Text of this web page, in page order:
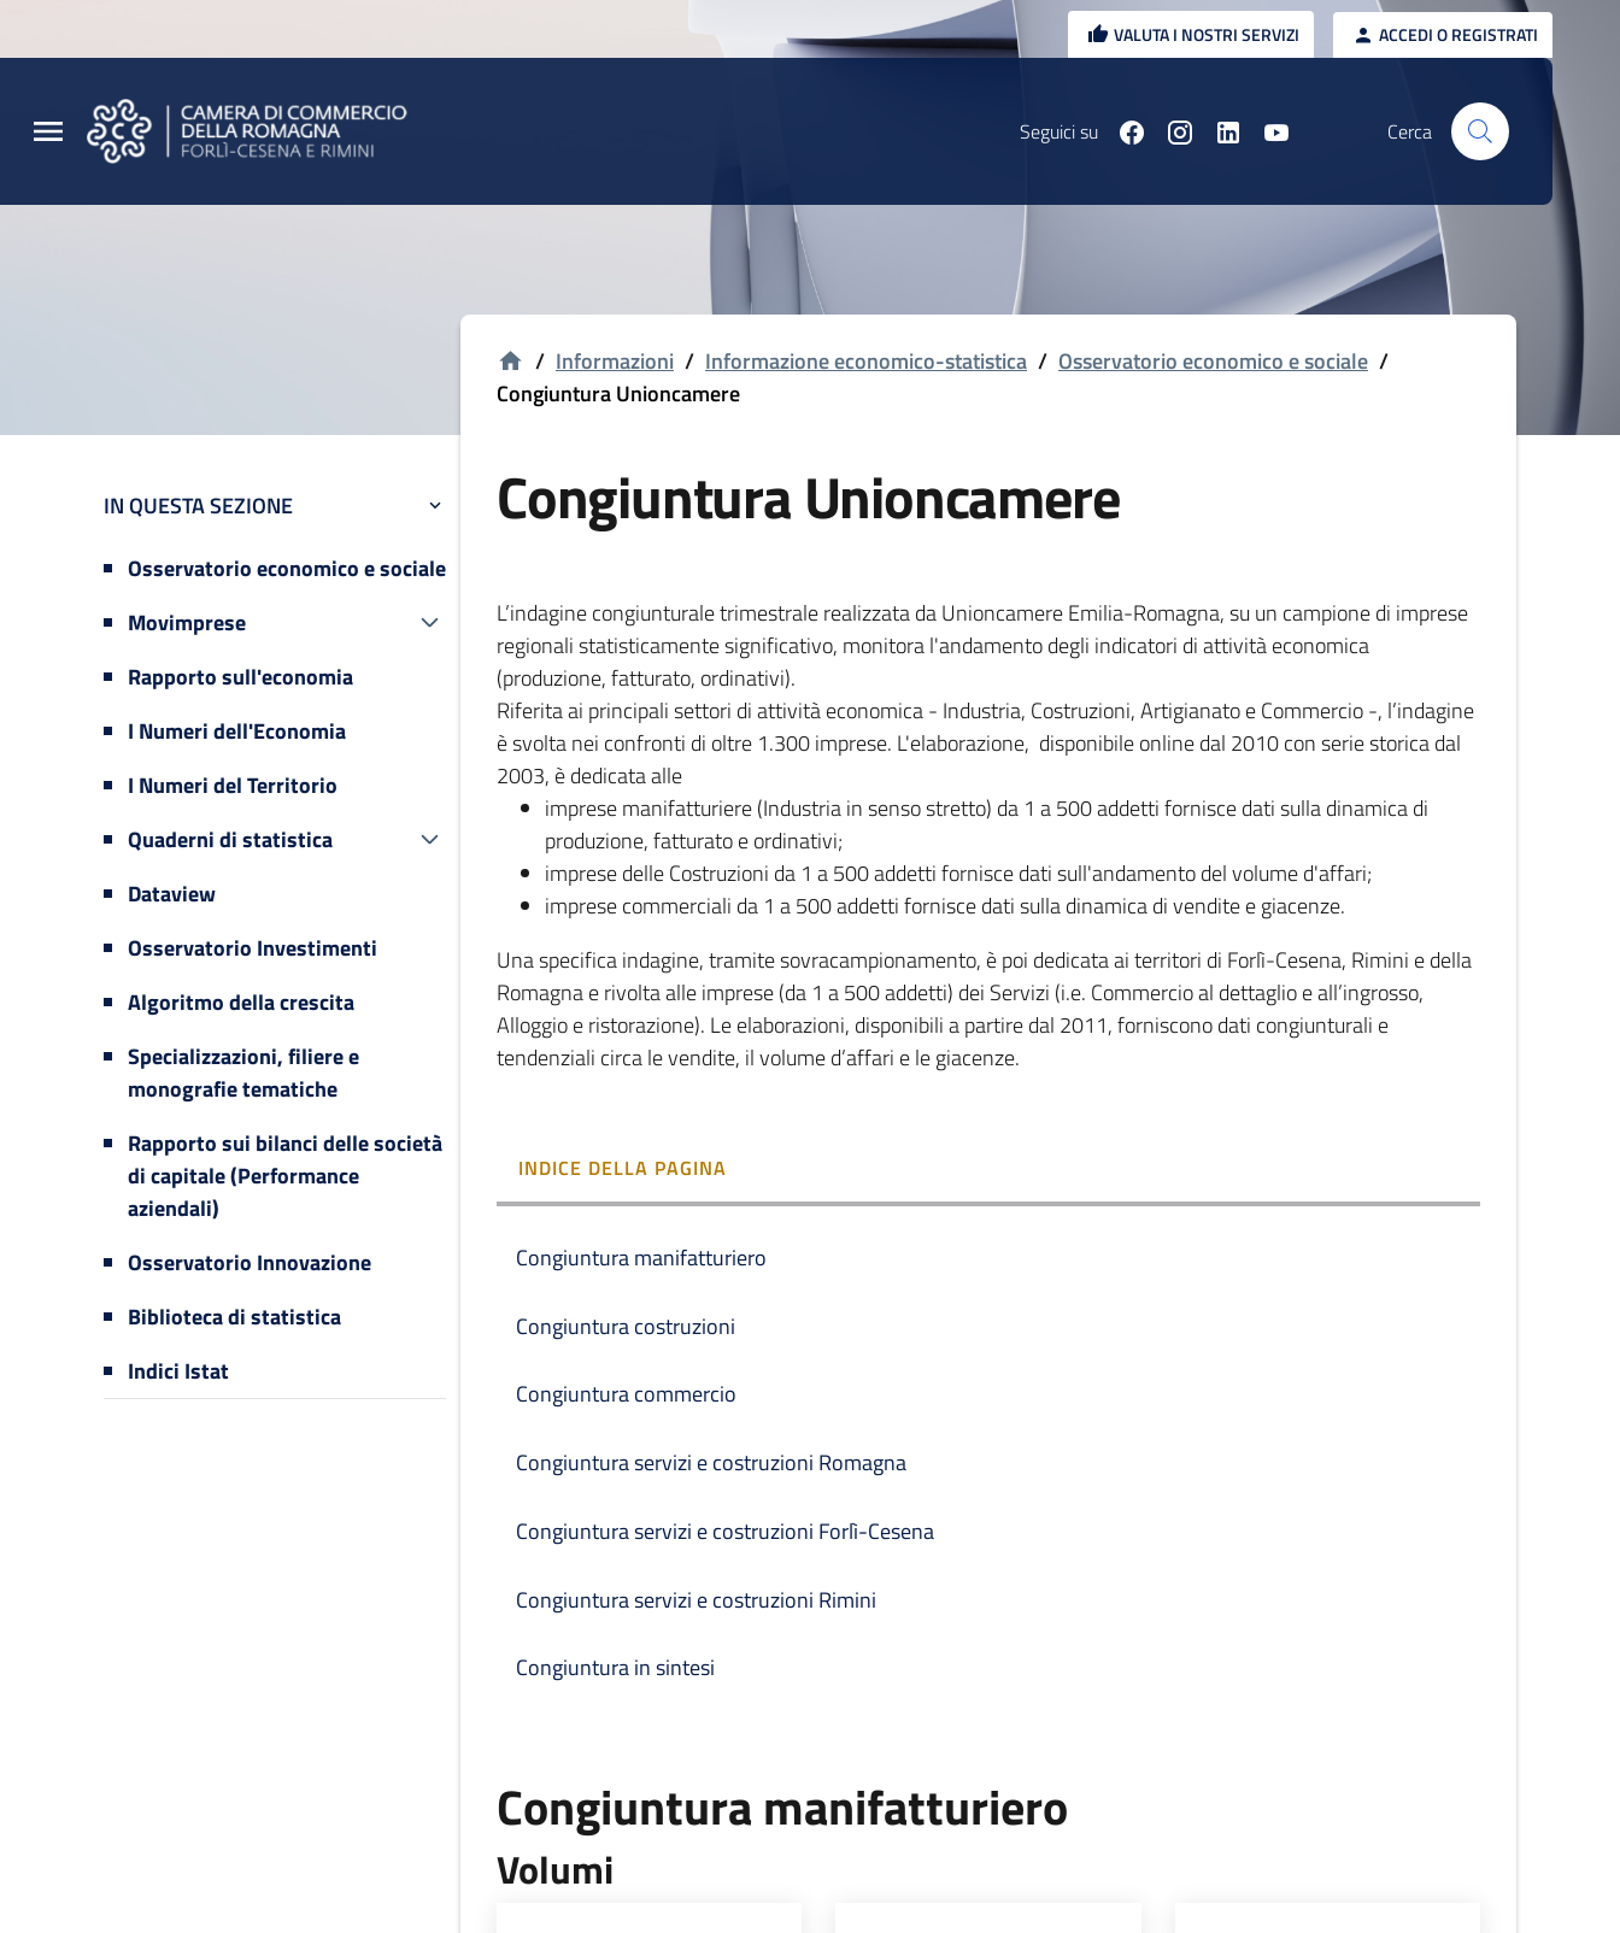
VALUTA I NOSTRI SERVIZI ACCEDI O REGISTRATI
Seguici su Cerca
IN QUESTA SEZIONE
Osservatorio economico e sociale
Movimprese
Rapporto sull'economia
I Numeri dell'Economia
I Numeri del Territorio
Quaderni di statistica
Dataview
Osservatorio Investimenti
Algoritmo della crescita
Specializzazioni, filiere e
monografie tematiche
Rapporto sui bilanci delle società
di capitale (Performance
aziendali)
Osservatorio Innovazione
Biblioteca di statistica
Indici Istat
/ Informazioni / Informazione economico-statistica / Osservatorio economico e sociale /
Congiuntura Unioncamere
Congiuntura Unioncamere
L’indagine congiunturale trimestrale realizzata da Unioncamere Emilia-Romagna, su un campione di imprese
regionali statisticamente significativo, monitora l'andamento degli indicatori di attività economica
(produzione, fatturato, ordinativi).
Riferita ai principali settori di attività economica - Industria, Costruzioni, Artigianato e Commercio -, l’indagine
è svolta nei confronti di oltre 1.300 imprese. L'elaborazione, disponibile online dal 2010 con serie storica dal
2003, è dedicata alle
imprese manifatturiere (Industria in senso stretto) da 1 a 500 addetti fornisce dati sulla dinamica di
produzione, fatturato e ordinativi;
imprese delle Costruzioni da 1 a 500 addetti fornisce dati sull'andamento del volume d'affari;
imprese commerciali da 1 a 500 addetti fornisce dati sulla dinamica di vendite e giacenze.
Una specifica indagine, tramite sovracampionamento, è poi dedicata ai territori di Forlì-Cesena, Rimini e della
Romagna e rivolta alle imprese (da 1 a 500 addetti) dei Servizi (i.e. Commercio al dettaglio e all’ingrosso,
Alloggio e ristorazione). Le elaborazioni, disponibili a partire dal 2011, forniscono dati congiunturali e
tendenziali circa le vendite, il volume d’affari e le giacenze.
INDICE DELLA PAGINA
Congiuntura manifatturiero
Congiuntura costruzioni
Congiuntura commercio
Congiuntura servizi e costruzioni Romagna
Congiuntura servizi e costruzioni Forlì-Cesena
Congiuntura servizi e costruzioni Rimini
Congiuntura in sintesi
Congiuntura manifatturiero
Volumi